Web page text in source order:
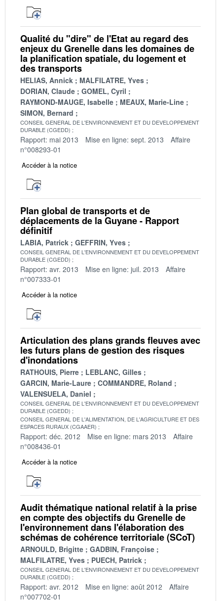
Qualité du "dire" de l'Etat au regard des
enjeux du Grenelle dans les domaines de
la planification spatiale, du logement et
des transports
HELIAS, Annick
MALFILATRE, Yves
DORIAN, Claude
GOMEL, Cyril
RAYMOND-MAUGE, Isabelle
MEAUX, Marie-Line
SIMON, Bernard
CONSEIL GENERAL DE L'ENVIRONNEMENT ET DU DEVELOPPEMENT
DURABLE (CGEDD)
Rapport: mai 2013 Mise en ligne: sept. 2013
Affaire
n°008293-01
Accéder à la notice
Plan global de transports et de
déplacements de la Guyane - Rapport
définitif
LABIA, Patrick GEFFRIN, Yves
CONSEIL GENERAL DE L'ENVIRONNEMENT ET DU DEVELOPPEMENT
DURABLE (CGEDD)
Rapport: avr. 2013 Mise en ligne: juil. 2013
Affaire
n°007333-01
Accéder à la notice
Articulation des plans grands fleuves avec
les futurs plans de gestion des risques
d'inondations
RATHOUIS, Pierre
LEBLANC, Gilles
GARCIN, Marie-Laure
COMMANDRE, Roland
VALENSUELA, Daniel
CONSEIL GENERAL DE L'ENVIRONNEMENT ET DU DEVELOPPEMENT
DURABLE (CGEDD)
CONSEIL GENERAL DE L'ALIMENTATION, DE L'AGRICULTURE ET DES
ESPACES RURAUX (CGAAER)
Rapport: déc. 2012 Mise en ligne: mars 2013
Affaire
n°008436-01
Accéder à la notice
Audit thématique national relatif à la prise
en compte des objectifs du Grenelle de
l'environnement dans l'élaboration des
schémas de cohérence territoriale (SCoT)
ARNOULD, Brigitte
GADBIN, Françoise
MALFILATRE, Yves
PUECH, Patrick
CONSEIL GENERAL DE L'ENVIRONNEMENT ET DU DEVELOPPEMENT
DURABLE (CGEDD)
Rapport: avr. 2012 Mise en ligne: août 2012
Affaire
n°007702-01